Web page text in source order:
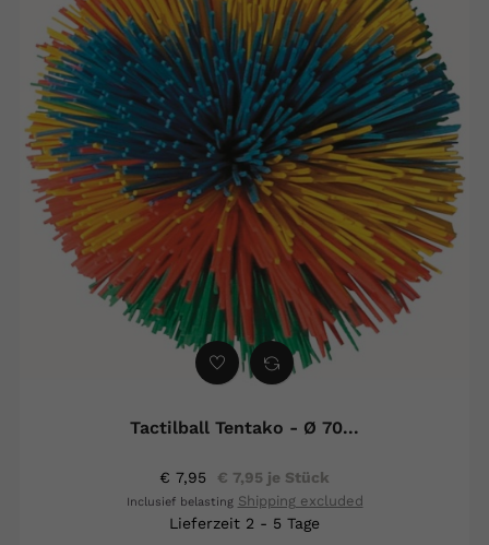
Tactilball Tentako - Ø 70...
€ 7,95 € 7,95 je Stück
Inclusief belasting Shipping excluded
Lieferzeit 2 - 5 Tage